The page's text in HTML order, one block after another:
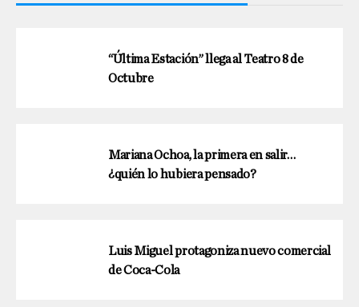
“Última Estación” llega al Teatro 8 de
Octubre
Mariana Ochoa, la primera en salir…
¿quién lo hubiera pensado?
Luis Miguel protagoniza nuevo comercial
de Coca-Cola